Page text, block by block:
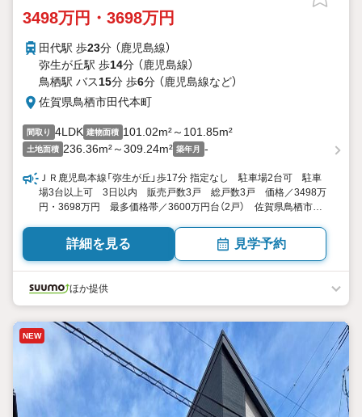
3498万円・3698万円
田代駅 歩23分 （鹿児島線）
弥生が丘駅 歩14分 （鹿児島線）
鳥栖駅 バス15分 歩6分 （鹿児島線など）
佐賀県鳥栖市田代本町
間取り 4LDK 建物面積 101.02m²～101.85m²
土地面積 236.36m²～309.24m² 築年月 -
ＪＲ鹿児島本線「弥生が丘」歩17分 指定なし 駐車場2台可 駐車
場3台以上可 3日以内 販売戸数3戸 総戸数3戸 価格／3498万
円・3698万円 最多価格帯／3600万円台（2戸） 佐賀県鳥栖市田
SUUMO
詳細を見る 見学予約
ほか提供
NEW